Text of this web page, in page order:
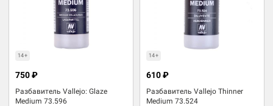
14+
Разбавитель Vallejo: Glaze
Medium 73.596
750 ₽
14+
Разбавитель Vallejo Thinner
Medium 73.524
610 ₽